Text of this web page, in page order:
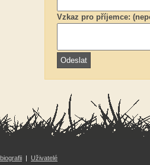
Vzkaz pro příjemce:
| Uživatelé